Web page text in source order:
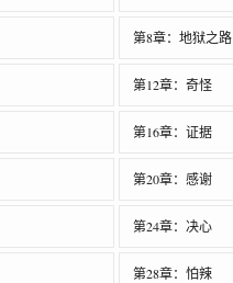
第8章：地狱之路
第12章：奇怪
第16章：证据
第20章：感谢
第24章：决心
第28章：怕辣